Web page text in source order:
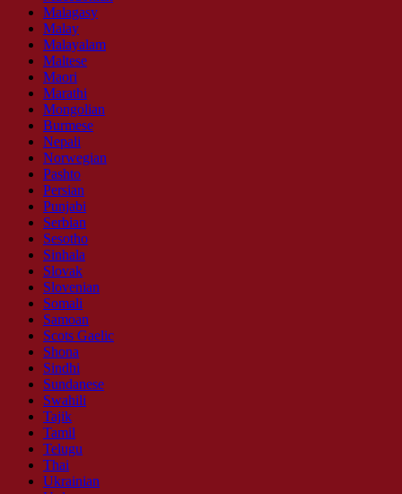
Malagasy
Malay
Malayalam
Maltese
Maori
Marathi
Mongolian
Burmese
Nepali
Norwegian
Pashto
Persian
Punjabi
Serbian
Sesotho
Sinhala
Slovak
Slovenian
Somali
Samoan
Scots Gaelic
Shona
Sindhi
Sundanese
Swahili
Tajik
Tamil
Telugu
Thai
Ukrainian